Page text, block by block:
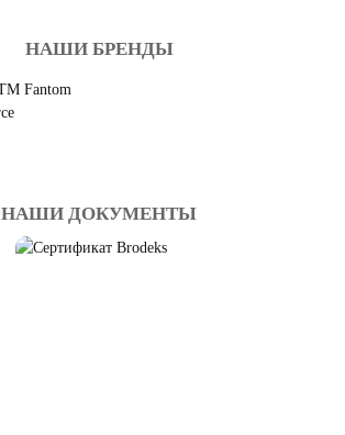
БРЮКИ BRODEKS
НАШИ БРЕНДЫ
НАШИ ДОКУМЕНТЫ